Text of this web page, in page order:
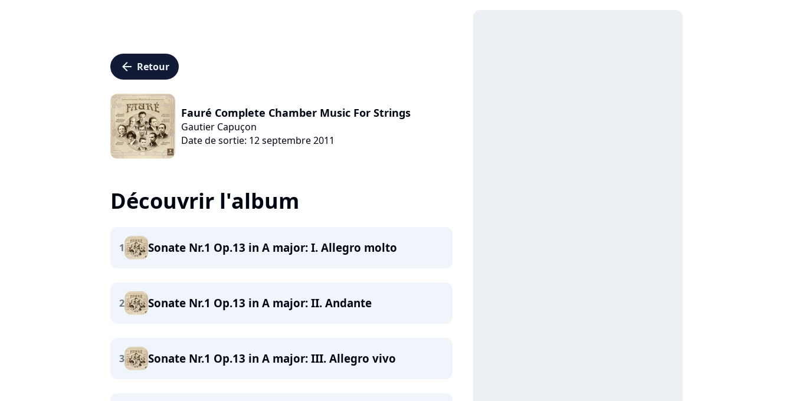
arrow_left Retour
Fauré Complete Chamber Music For Strings
Gautier Capuçon
Date de sortie: 12 septembre 2011
Découvrir l'album
1 Sonate Nr.1 Op.13 in A major: I. Allegro molto
2 Sonate Nr.1 Op.13 in A major: II. Andante
3 Sonate Nr.1 Op.13 in A major: III. Allegro vivo